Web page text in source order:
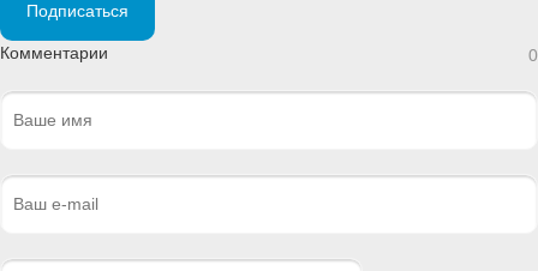
Подписаться
Комментарии 0